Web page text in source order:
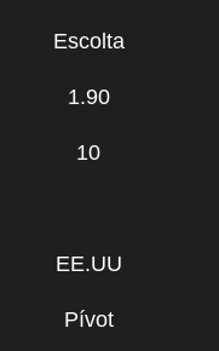
Escolta
1.90
10
EE.UU
Pívot